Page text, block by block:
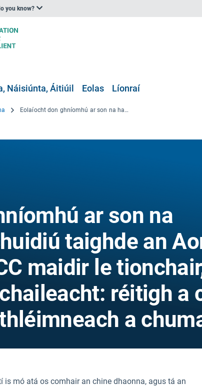
you know?
Náisiúnta, Áitiúil Eolas Líonraí
Eolaíocht don ghníomhú ar son na haeráide: Rannchuidiú taighde an Aontais le meitheal II IPCC maidir le tionchair, oiriúnú agus leochaileacht: réitigh a chur ar fáil, forbairt athléimneach a chumasú
ar son na
taighde an
maidir le
réitigh a
a
is mó atá os comhair an chine dhaonna, agus tá an